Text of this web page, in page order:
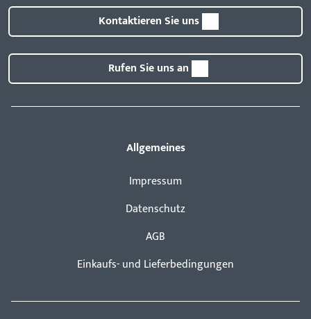
Kontaktieren Sie uns
Rufen Sie uns an
Allgemeines
Impressum
Datenschutz
AGB
Einkaufs- und Lieferbedingungen